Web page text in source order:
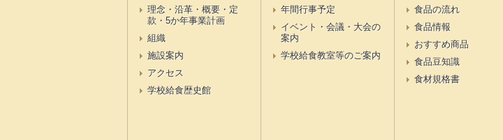
理念・沿革・概要・定
款・5か年事業計画
組織
施設案内
アクセス
学校給食歴史館
年間行事予定
イベント・会議・大会の
案内
学校給食教室等のご案内
食品の流れ
食品情報
おすすめ商品
食品豆知識
食材規格書